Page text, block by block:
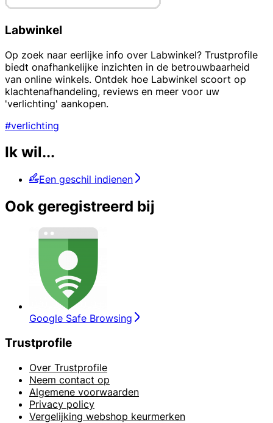
Labwinkel
Op zoek naar eerlijke info over Labwinkel? Trustprofile
biedt onafhankelijke inzichten in de betrouwbaarheid
van online winkels. Ontdek hoe Labwinkel scoort op
klachtenafhandeling, reviews en meer voor uw
'verlichting' aankopen.
#verlichting
Ik wil...
Een geschil indienen
Ook geregistreerd bij
Google Safe Browsing
Trustprofile
Over Trustprofile
Neem contact op
Algemene voorwaarden
Privacy policy
Vergelijking webshop keurmerken